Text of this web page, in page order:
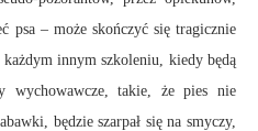
psa – może skończyć się tragicznie
innym szkoleniu, kiedy będą
wychowawcze, takie, że pies nie
będzie szarpał się na smyczy,